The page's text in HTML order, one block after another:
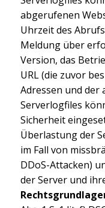
abgerufenen
Uhrzeit des
Meldung über
Version, das
URL (die zuvor
Adressen und der
Serverlogfiles
Sicherheit
Überlastung der
im Fall von
DDoS-Attacken)
der Server und